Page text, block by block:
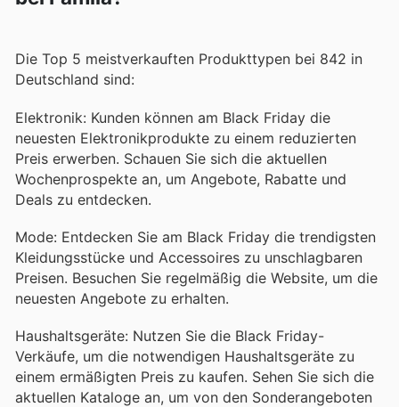
Die Top 5 meistverkauften Produkttypen bei 842 in
Deutschland sind:
Elektronik: Kunden können am Black Friday die
neuesten Elektronikprodukte zu einem reduzierten
Preis erwerben. Schauen Sie sich die aktuellen
Wochenprospekte an, um Angebote, Rabatte und
Deals zu entdecken.
Mode: Entdecken Sie am Black Friday die trendigsten
Kleidungsstücke und Accessoires zu unschlagbaren
Preisen. Besuchen Sie regelmäßig die Website, um die
neuesten Angebote zu erhalten.
Haushaltsgeräte: Nutzen Sie die Black Friday-
Verkäufe, um die notwendigen Haushaltsgeräte zu
einem ermäßigten Preis zu kaufen. Sehen Sie sich die
aktuellen Kataloge an, um von den Sonderangeboten